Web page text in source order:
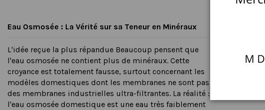
27 05,
Eau Osmosée : La Vérité sur sa Teneur en Minéraux
L'idée reçue la plus répandue Beaucoup pensent que
l'eau osmosée ne contient plus de minéraux. Cette
croyance est totalement fausse, surtout concernant les
modèles domestiques dont les membranes ne sont pas
des membranes industrielles ultra-filtrantes. La réalité :
l'eau osmosée domestique est une eau très faiblement